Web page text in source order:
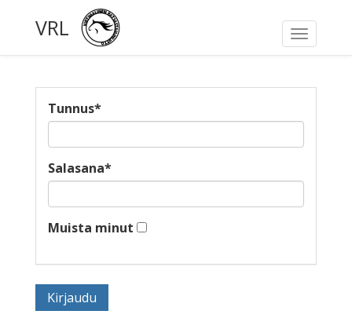
Toggle
VRL
Tunnus*
Salasana*
Muista minut